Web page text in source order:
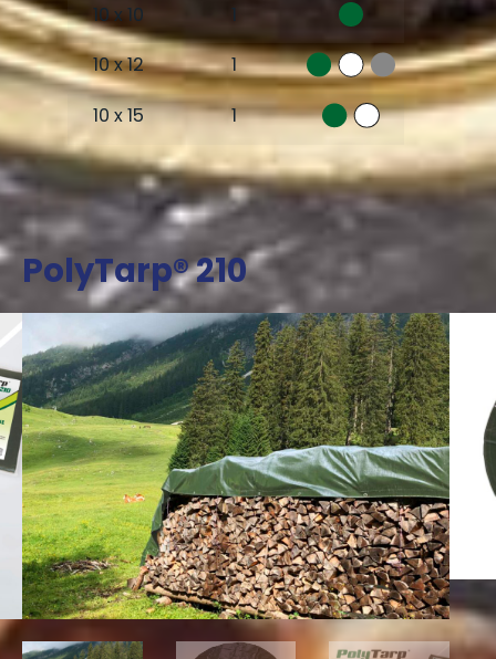
10 x 10
1
10 x 12
1
10 x 15
1
PolyTarp® 210